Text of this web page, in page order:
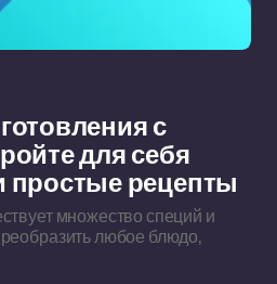
с
для себя
простые рецепты
множество специй и
любое блюдо,